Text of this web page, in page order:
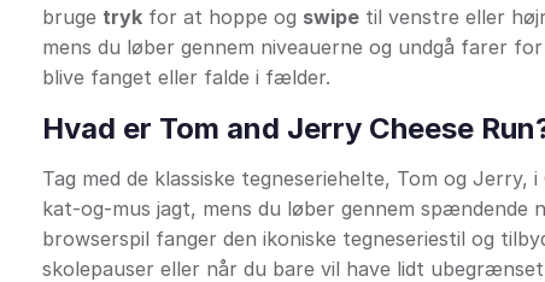
bruge tryk for at hoppe og swipe til venstre eller
mens du løber gennem niveauerne og undgå farer
blive fanget eller falde i fælder.
Hvad er Tom and Jerry Cheese
Tag med de klassiske tegneseriehelte, Tom og
kat-og-mus jagt, mens du løber gennem spændende
browserspil fanger den ikoniske tegneseriestil og
skolepauser eller når du bare vil have lidt ubegrænset